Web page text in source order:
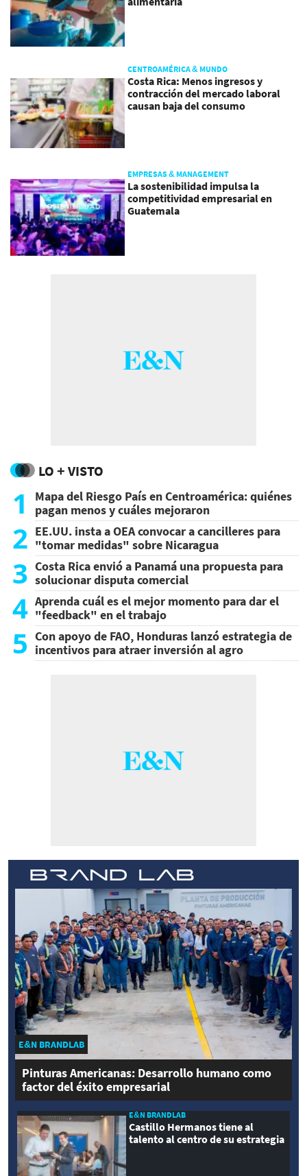
CENTROAMÉRICA & MUNDO
Costa Rica: Menos ingresos y
contracción del mercado laboral
causan baja del consumo
EMPRESAS & MANAGEMENT
La sostenibilidad impulsa la
competitividad empresarial en
Guatemala
LO + VISTO
1
Mapa del Riesgo País en Centroamérica: quiénes
pagan menos y cuáles mejoraron
2 EE.UU. insta a OEA convocar a cancilleres para
"tomar medidas" sobre Nicaragua
3 Costa Rica envió a Panamá una propuesta para
solucionar disputa comercial
4 Aprenda cuál es el mejor momento para dar el
"feedback" en el trabajo
5 Con apoyo de FAO, Honduras lanzó estrategia de
incentivos para atraer inversión al agro
E&N BRANDLAB
Pinturas Americanas: Desarrollo humano como
factor del éxito empresarial
E&N BRANDLAB
Castillo Hermanos tiene al
talento al centro de su estrategia